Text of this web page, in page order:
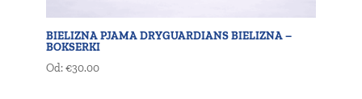
BIELIZNA PJAMA DRYGUARDIANS BIELIZNA –
BOKSERKI
Od:€30.00